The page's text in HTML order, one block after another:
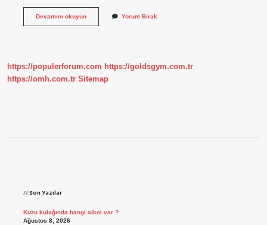
Devamını okuyunAltın
Yorum Bırak
https://populerforum.com https://goldsgym.com.tr
https://omh.com.tr Sitemap
Son Yazılar
Kuzu kulağında hangi alkol var ?
Ağustos 8, 2026